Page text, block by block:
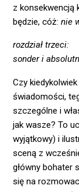
z konsekwencją
będzie, cóż:nie
rozdział trzeci:
sonder i
Czy kiedykolwiek
świadomości,
szczególne i
jak wasze? To
wyjątkowy) i
sceną z
główny bohater
się na